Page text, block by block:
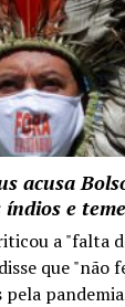
acusa
e
a "falta
que "não
pela